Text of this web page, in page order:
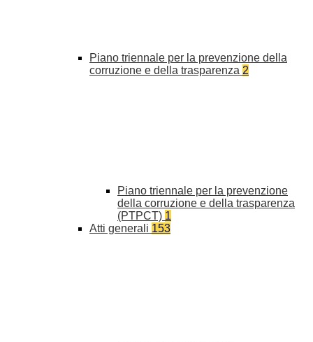
Piano triennale per la prevenzione della
corruzione e della trasparenza 2
Piano triennale per la prevenzione
della corruzione e della trasparenza
(PTPCT) 1
Atti generali 153